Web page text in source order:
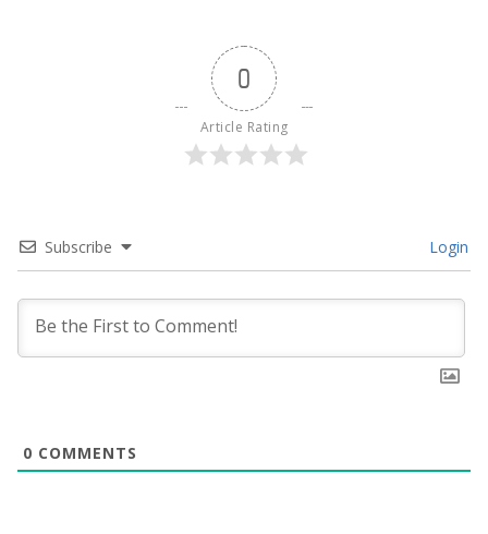
0
Article Rating
Subscribe Login
0 COMMENTS